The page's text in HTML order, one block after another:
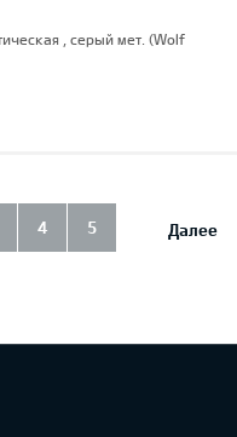
, серый мет. (Wolf
Далее
4 5